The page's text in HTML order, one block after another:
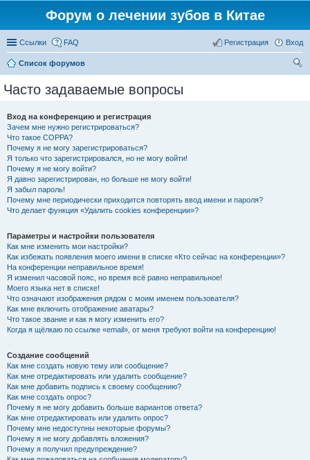
Форум о лечении зубов в Китае
Ссылки FAQ Вход
Регистрация
Список форумов
Часто задаваемые вопросы
Вход на конференцию и регистрация
Зачем мне нужно регистрироваться?
Что такое COPPA?
Почему я не могу зарегистрироваться?
Я только что зарегистрировался, но не могу войти!
Почему я не могу войти?
Я давно зарегистрирован, но больше не могу войти!
Я забыл пароль!
Почему мне периодически приходится повторять ввод имени и пароля?
Что делает функция «Удалить cookies конференции»?
Параметры и настройки пользователя
Как мне изменить мои настройки?
Как избежать появления моего имени в списке «Кто сейчас на конференции»?
На конференции неправильное время!
Я изменил часовой пояс, но время всё равно неправильное!
Моего языка нет в списке!
Что означают изображения рядом с моим именем пользователя?
Как мне включить отображение аватары?
Что такое звание и как я могу изменить его?
Когда я щёлкаю по ссылке «email», от меня требуют войти на конференцию!
Создание сообщений
Как мне создать новую тему или сообщение?
Как мне отредактировать или удалить сообщение?
Как мне добавить подпись к своему сообщению?
Как мне создать опрос?
Почему я не могу добавить больше вариантов ответа?
Как мне отредактировать или удалить опрос?
Почему мне недоступны некоторые форумы?
Почему я не могу добавлять вложения?
Почему я получил предупреждение?